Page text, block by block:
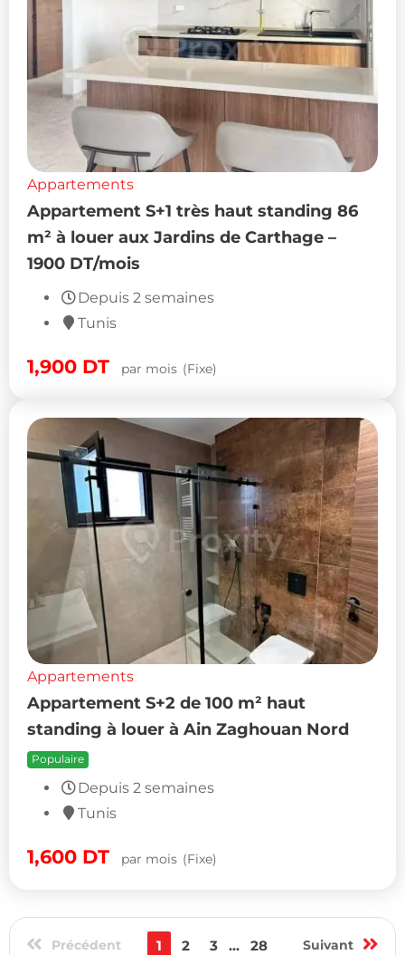
Appartements
Appartement S+1 très haut standing 86
m² à louer aux Jardins de Carthage –
1900 DT/mois
Depuis 2 semaines
Tunis
1,900 DT par mois (Fixe)
Appartements
Appartement S+2 de 100 m² haut
standing à louer à Ain Zaghouan Nord
Populaire
Depuis 2 semaines
Tunis
1,600 DT par mois (Fixe)
Précédent 1 2 3 ... 28 Suivant